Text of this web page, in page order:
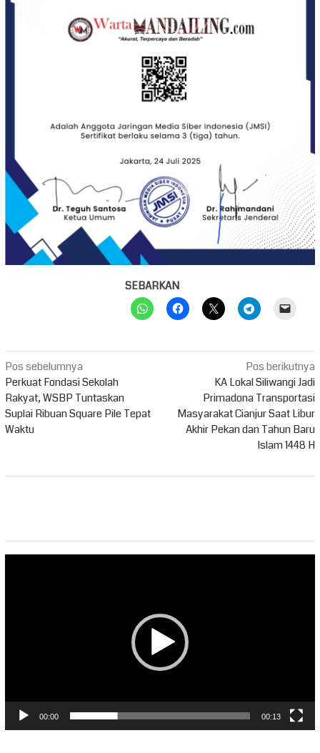
SEBARKAN
Navigasi
pos
Pos sebelumnya
Perkuat Fondasi Sekolah
Rakyat, WSBP Tuntaskan
Suplai Ribuan Square Pile Tepat
Waktu
Pos berikutnya
KA Lokal Siliwangi Jadi
Primadona Transportasi
Masyarakat Cianjur Saat Libur
Akhir Pekan dan Tahun Baru
Islam 1448 H
00:00 00:13